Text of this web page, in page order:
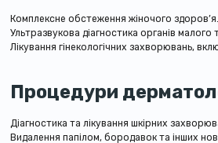
Комплексне обстеження жіночого здоров’я.
Ультразвукова діагностика органів малого
Лікування гінекологічних захворювань,
Процедури
Діагностика та лікування шкірних
Видалення папілом, бородавок та інших